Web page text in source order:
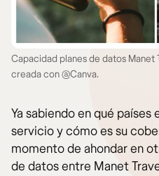
Capacidad planes de datos Manet
creada con @Canva.
Ya sabiendo en qué
servicio y cómo es su
momento de ahondar en
de datos entre Manet